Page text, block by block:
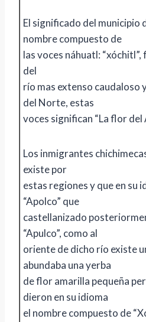
El significado del municipio
nombre compuesto de
las voces náhuatl: “xóchitl”,
del
río mas extenso caudaloso
del Norte, estas
voces significan “La flor del
Los inmigrantes
existe por
estas regiones y que en su
“Apolco” que
castellanizado
“Apulco”, como al
oriente de dicho río existe
abundaba una yerba
de flor amarilla pequeña
dieron en su idioma
el nombre compuesto de